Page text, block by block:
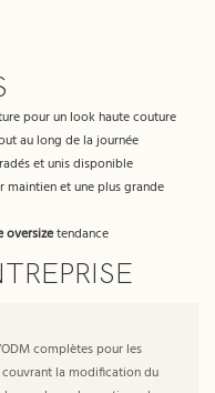
pour un look haute couture
au long de la journée
et unis disponible
maintien et une plus grande
oversizetendance
complètes pour les
la modification du